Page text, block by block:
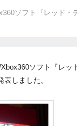
ソフト『レッド
ソフト『レッ
しました。